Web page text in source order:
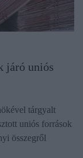
járó uniós
tárgyalt
uniós források
összegről